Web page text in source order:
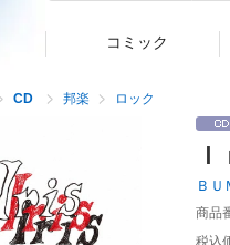
コミック
CD 邦楽 ロック
Ｂ
商品
税込